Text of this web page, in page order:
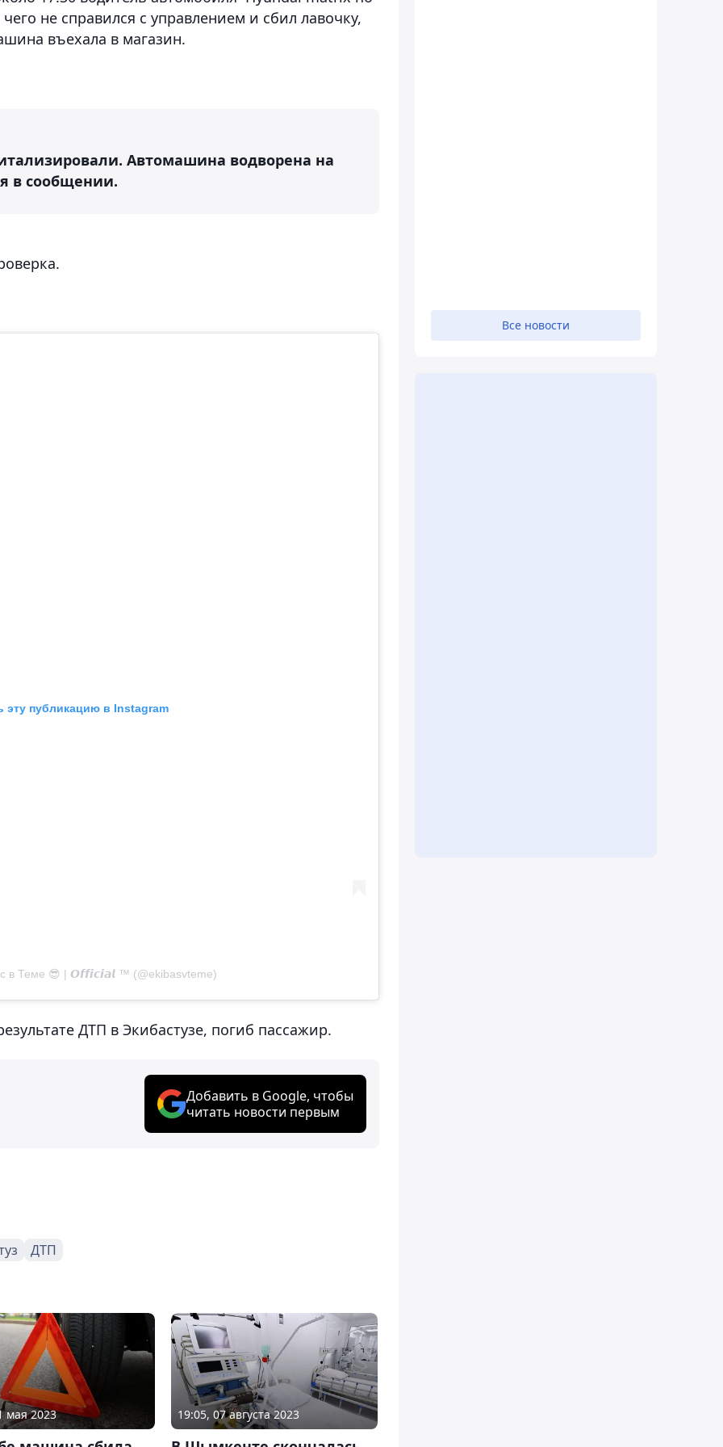
не справился с управлением и сбил лавочку,
въехала в магазин.
Автомашина водворена на
в сообщении.
эту публикацию в Instagram
в Теме 😎 | 𝙊𝙛𝙛𝙞𝙘𝙞𝙖𝙡 ™ (@ekibasvteme)
ДТП в Экибастузе, погиб пассажир.
Добавить в Google, чтобы
читать новости первым
ДТП
мая 2023 19:05, 07 августа 2023
Все новости